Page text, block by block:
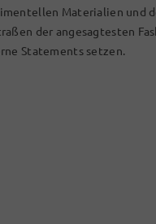
Materialien und
der angesagtesten
Statements setzen.